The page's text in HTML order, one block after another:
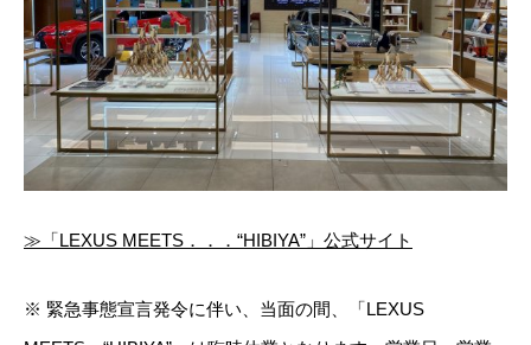
≫「LEXUS MEETS．．．“HIBIYA”」公式サイト
※ 緊急事態宣言発令に伴い、当面の間、「LEXUS